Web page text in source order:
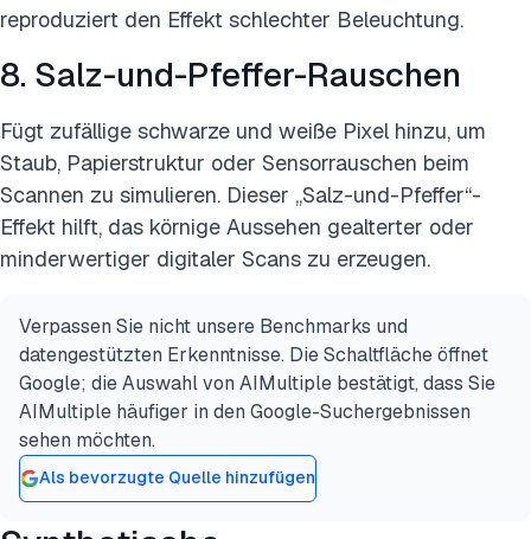
reproduziert den Effekt schlechter Beleuchtung.
8. Salz-und-Pfeffer-Rauschen
Fügt zufällige schwarze und weiße Pixel hinzu, um
Staub, Papierstruktur oder Sensorrauschen beim
Scannen zu simulieren. Dieser „Salz-und-Pfeffer“-
Effekt hilft, das körnige Aussehen gealterter oder
minderwertiger digitaler Scans zu erzeugen.
Verpassen Sie nicht unsere Benchmarks und
datengestützten Erkenntnisse. Die Schaltfläche öffnet
Google; die Auswahl von AIMultiple bestätigt, dass Sie
AIMultiple häufiger in den Google-Suchergebnissen
sehen möchten.
Als bevorzugte Quelle hinzufügen